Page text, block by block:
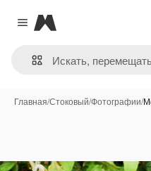
Close menu
Magnific
Главная/Стоковый/Фотографии/